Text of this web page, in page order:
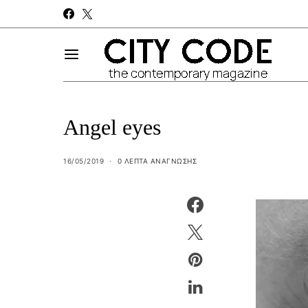
Angel eyes
16/05/2019 0 ΛΕΠΤΑ ΑΝΆΓΝΩΣΗΣ